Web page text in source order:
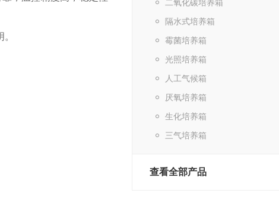
二氧化碳培养箱
隔水式培养箱
霉菌培养箱
光照培养箱
人工气候箱
厌氧培养箱
生化培养箱
三气培养箱
查看全部产品